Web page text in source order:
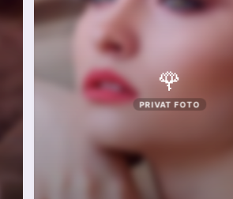
🌹
PRIVAT FOTO